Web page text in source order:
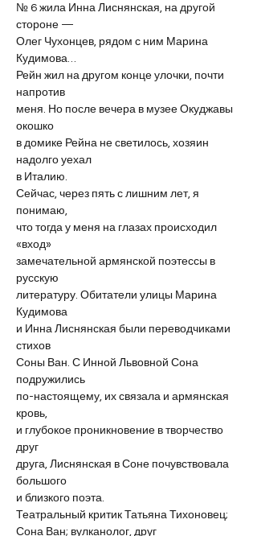
№ 6 жила Инна Лиснянская, на другой
стороне —
Олег Чухонцев, рядом с ним Марина
Кудимова…
Рейн жил на другом конце улочки, почти
напротив
меня. Но после вечера в музее Окуджавы
окошко
в домике Рейна не светилось, хозяин
надолго уехал
в Италию.
Сейчас, через пять с лишним лет, я
понимаю,
что тогда у меня на глазах происходил
«вход»
замечательной армянской поэтессы в
русскую
литературу. Обитатели улицы Марина
Кудимова
и Инна Лиснянская были переводчиками
стихов
Соны Ван. С Инной Львовной Сона
подружились
по-настоящему, их связала и армянская
кровь,
и глубокое проникновение в творчество
друг
друга, Лиснянская в Соне почувствовала
большого
и близкого поэта.
Театральный критик Татьяна Тихоновец;
Сона Ван; вулканолог, друг